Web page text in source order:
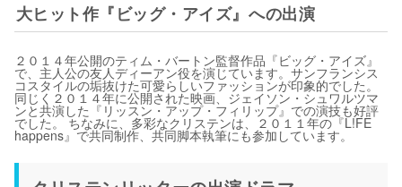
大ヒット作『ビッグ・アイズ』への出演
２０１４年公開のティム・バートン監督作品『ビッグ・アイズ』
で、主人公の友人ディーアン役を演じています。サンフランシス
コスタイルの垢抜けた可愛らしいファッションが印象的でした。
同じく２０１４年に公開された映画、ジェイソン・シュワルツマ
ンと共演した『リッスン・アップ・フィリップ』での演技も好評
でした。 ちなみに、多彩なクリステンは、２０１１年の『L!FE
happens』で共同制作、共同脚本執筆にも参加しています。